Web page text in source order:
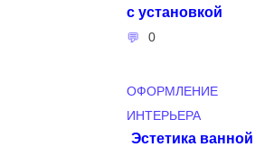
с установкой
0
ОФОРМЛЕНИЕ
ИНТЕРЬЕРА
Эстетика ванной